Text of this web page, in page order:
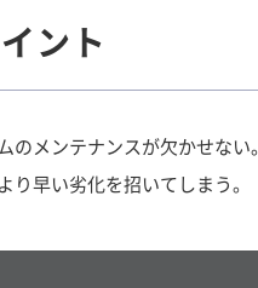
ント
メンテナンスが欠かせな
早い劣化を招いてしまう。